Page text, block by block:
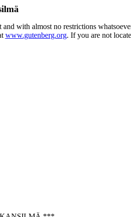
with almost no restrictions
www.gutenberg.org. If you are not